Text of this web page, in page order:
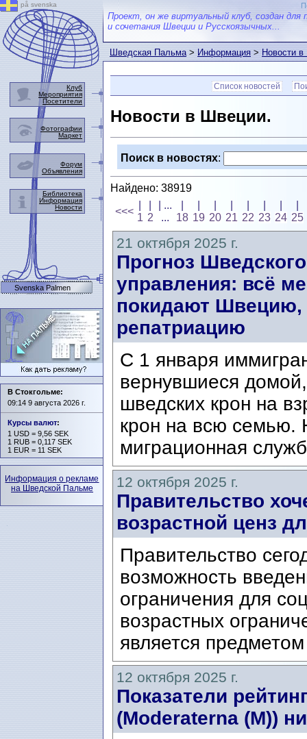
Проект, он же виртуальный клуб, создан для
и сочетания Швеции и Русскоязычных...
Шведская Пальма>Информация>Новости
Список новостей
Новости в Швеции.
Поиск в новостях:
Найдено: 38919
<<<
1 2
| ...
...
18 19 20 21 22 23 24 25
21 октября 2025 г.
Прогноз
управления: всё
покидают Швецию,
репатриацию
С 1 января
вернувшиеся
шведских крон на
крон на всю семью.
миграционная
12 октября 2025 г.
Правительство
возрастной ценз
Правительство
возможность
ограничения для
возрастных
является
12 октября 2025 г.
Показатели
(Moderaterna (M))
på svenska
Клуб
Мероприятия
Посетители
Фотографии
Маркет
Форум
Объявления
Библиотека
Информация
Новости
Svenska Palmen
В Стокгольме:
09:14 9 августа 2026 г.
Курсы валют:
1 USD = 9,56 SEK
1 RUB = 0,117 SEK
1 EUR = 11 SEK
Информация о рекламе
на Шведской Пальме